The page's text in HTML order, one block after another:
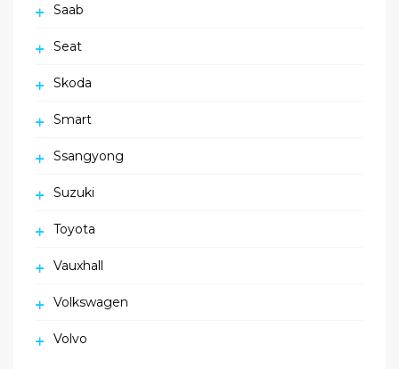
Saab
Seat
Skoda
Smart
Ssangyong
Suzuki
Toyota
Vauxhall
Volkswagen
Volvo